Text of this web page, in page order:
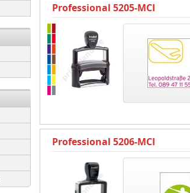
Professional 5205-MCI
Professional 5206-MCI